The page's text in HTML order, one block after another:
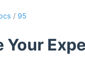
/ 95
Your